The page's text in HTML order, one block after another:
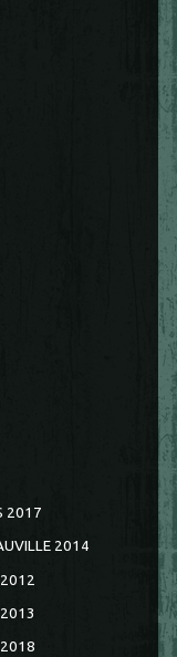
2017
2014
2012
2013
2018